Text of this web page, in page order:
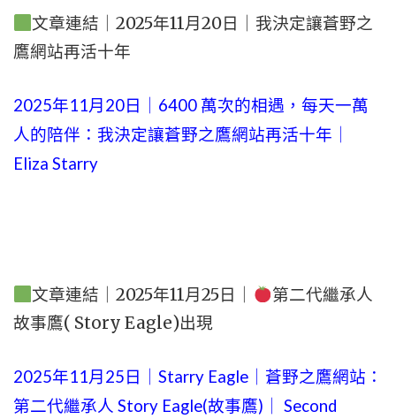
文章連結｜2025年11月20日｜我決定讓蒼野之
鷹網站再活十年
2025年11月20日｜6400 萬次的相遇，每天一萬
人的陪伴：我決定讓蒼野之鷹網站再活十年｜
Eliza Starry
文章連結｜2025年11月25日｜
第二代繼承人
故事鷹( Story Eagle)出現
2025年11月25日｜Starry Eagle｜蒼野之鷹網站：
第二代繼承人 Story Eagle(故事鷹)｜ Second